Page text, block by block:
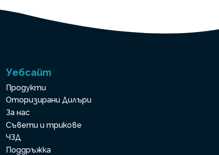
Уебсайт
Продукти
Оторизирани Дилъри
За нас
Съвети и трикове
ЧЗД
Поддръжка